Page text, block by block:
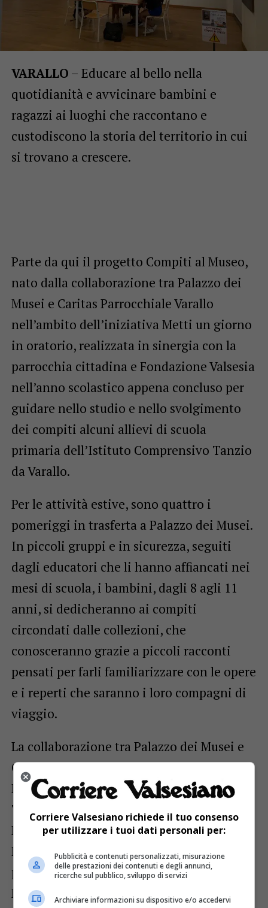
VARALLO – Educare al bello nella
quotidianità e avvicinare bambini e
ragazzi ai luoghi che raccontano e
custodiscono la storia del territorio in cui
si trovano a crescere.
Parte da qui il progetto Compiti al Museo,
nato dalla collaborazione tra Palazzo dei
Musei e Caritas Parrocchiale Varallo
nell’ambito dell’iniziativa Metti un giorno
in oratorio, realizzata in sinergia con la
parrocchia cittadina e Fondazione Valsesia
nell’anno scolastico appena concluso per
guidare nello studio e nello svolgimento
dei compiti alcuni allievi di scuola
primaria dell’Istituto Comprensivo Tanzio
da Varallo.
Per le attività estive, sono quattro i
pomeriggi in trasferta a Palazzo dei Musei.
In piccoli gruppi e in sicurezza, seguiti
dagli educatori che li hanno affiancati nei
mesi di scuola, i bambini, dagli 8 agli 11
anni, si dedicheranno ai compiti
circondati dalle collezioni, che
conosceranno grazie a piccoli racconti
pensati per farli familiarizzare con le opere
e i reperti che saranno i loro compagni di
viaggio.
La collaborazione tra Palazzo dei Musei e
Caritas è nata nell’ambito della Comunità
Educante Valsesia, coordinata al Centro
Territoriale Volontariato di Vercelli.
L’iniziativa rientra inoltre nel progetto
Fuori Luogo. I Musei di Vercelli e Varallo
per la scuola promosso dalla rete MUVV –
Musei di Vercelli e Varallo e finanziato
Corriere Valsesiano richiede il tuo consenso
per utilizzare i tuoi dati personali per:
Pubblicità e contenuti personalizzati, misurazione
delle prestazioni dei contenuti e degli annunci,
ricerche sul pubblico, sviluppo di servizi
Archiviare informazioni su dispositivo e/o accedervi